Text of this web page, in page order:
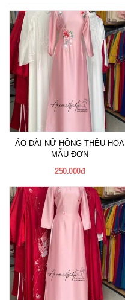
ÁO DÀI NỮ HỒNG THÊU HOA
MẪU ĐƠN
250.000đ